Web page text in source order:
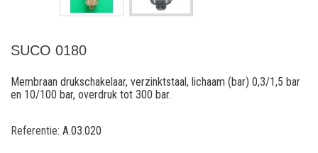
SUCO 0180
Membraan drukschakelaar, verzinktstaal, lichaam (bar) 0,3/1,5 bar
en 10/100 bar, overdruk tot 300 bar.
Referentie: A.03.020